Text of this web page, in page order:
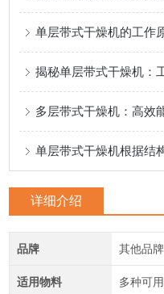
单层带式干燥机的工作
揭秘单层带式干燥机：
多层带式干燥机：高效
单层带式干燥机根据结
详细介绍
品牌 其他品牌
适用物料 多种可用